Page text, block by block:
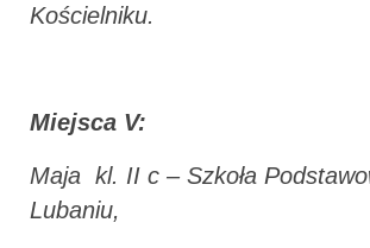
Kościelniku.
Miejsca V:
Maja kl. II c – Szkoła
Lubaniu,